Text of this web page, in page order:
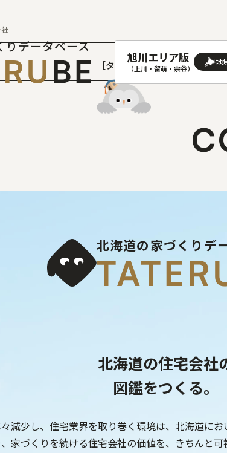
りデータベース
［タテルベ］
旭川エリア版
（上川・留萌・宗谷）
AREA
札幌(石狩･空知･後志)
北海道の家づくりデ
北海道の住宅会社
図鑑をつくる。
減少し、住宅業界を取り巻く環境は、北海道に
家づくりを続ける住宅会社の価値を、きちんと